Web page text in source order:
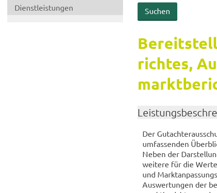
Dienst­leis­tun­gen
rich­tes,
Der
um­fas­sen­den
Neben der
wei­te­re für die
und
Aus­wer­tun­gen der